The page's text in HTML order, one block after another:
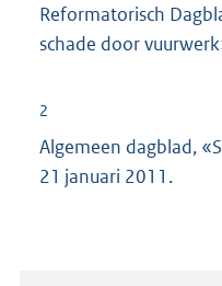
Reformatorisch
schade door
2
Algemeen dagblad,
21 januari 2011.